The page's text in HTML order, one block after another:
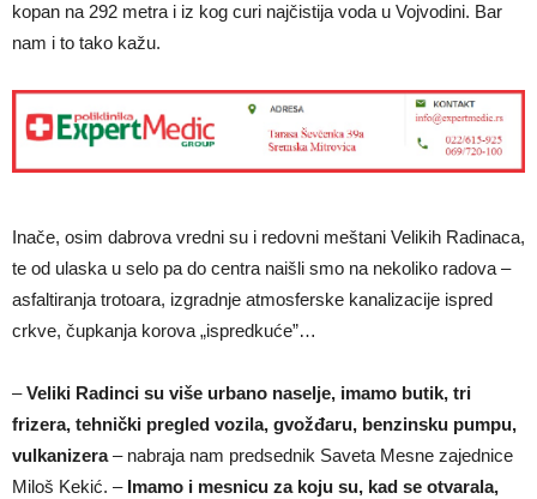
kopan na 292 metra i iz kog curi najčistija voda u Vojvodini. Bar
nam i to tako kažu.
Inače, osim dabrova vredni su i redovni meštani Velikih Radinaca,
te od ulaska u selo pa do centra naišli smo na nekoliko radova –
asfaltiranja trotoara, izgradnje atmosferske kanalizacije ispred
crkve, čupkanja korova „ispredkuće”…
–Veliki Radinci su više urbano naselje, imamo butik, tri
frizera, tehnički pregled vozila, gvožđaru, benzinsku pumpu,
vulkanizera– nabraja nam predsednik Saveta Mesne zajednice
Miloš Kekić. – Imamo i mesnicu za koju su, kad se otvarala,